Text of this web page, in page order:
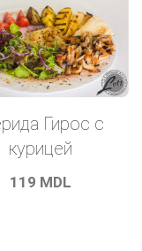
Гирос с
курицей
119 MDL